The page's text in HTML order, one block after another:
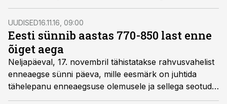
naistekliinikus ellu jäänud kõige väiksem patsient
kaalus 585 grammi.
UUDISED16.11.16, 09:00
Eesti sünnib aastas 770-850 last enne
õiget aega
Neljapäeval, 17. novembril tähistatakse rahvusvahelist
enneaegse sünni päeva, mille eesmärk on juhtida
tähelepanu enneaegsuse olemusele ja sellega seotud
probleemidele.